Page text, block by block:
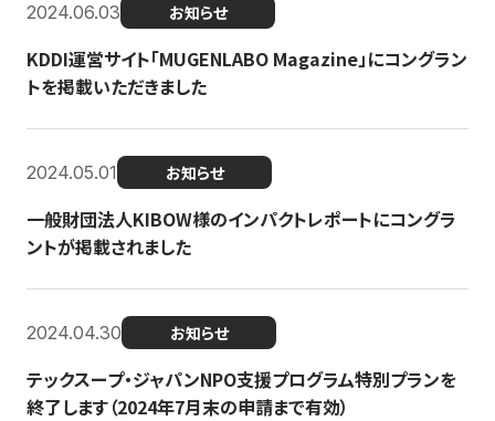
2024.06.03 お知らせ
KDDI運営サイト「MUGENLABO Magazine」にコングラン
トを掲載いただきました
2024.05.01 お知らせ
一般財団法人KIBOW様のインパクトレポートにコングラ
ントが掲載されました
2024.04.30 お知らせ
テックスープ・ジャパンNPO支援プログラム特別プランを
終了します（2024年7月末の申請まで有効）